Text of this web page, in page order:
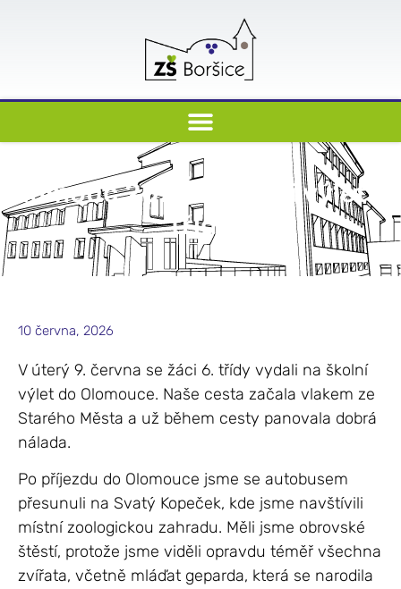
Olomouc 2026 – školní výlet 6.
třída
10 června, 2026
V úterý 9. června se žáci 6. třídy vydali na školní
výlet do Olomouce. Naše cesta začala vlakem ze
Starého Města a už během cesty panovala dobrá
nálada.
Po příjezdu do Olomouce jsme se autobusem
přesunuli na Svatý Kopeček, kde jsme navštívili
místní zoologickou zahradu. Měli jsme obrovské
štěstí, protože jsme viděli opravdu téměř všechna
zvířata, včetně mláďat geparda, která se narodila